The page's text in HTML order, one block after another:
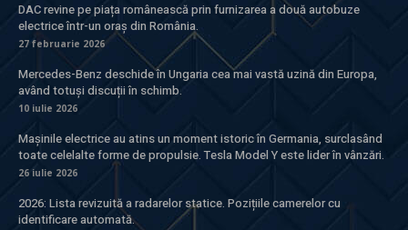
DAC revine pe piața românească prin furnizarea a două autobuze
electrice într-un oraș din România.
27 februarie 2026
Mercedes-Benz deschide în Ungaria cea mai vastă uzină din Europa,
având totuși discuții în schimb.
10 iulie 2026
Mașinile electrice au atins un moment istoric în Germania, surclasând
toate celelalte forme de propulsie. Tesla Model Y este lider în vânzări.
26 iulie 2026
2026: Lista revizuită a radarelor statice. Pozițiile camerelor cu
identificare automată.